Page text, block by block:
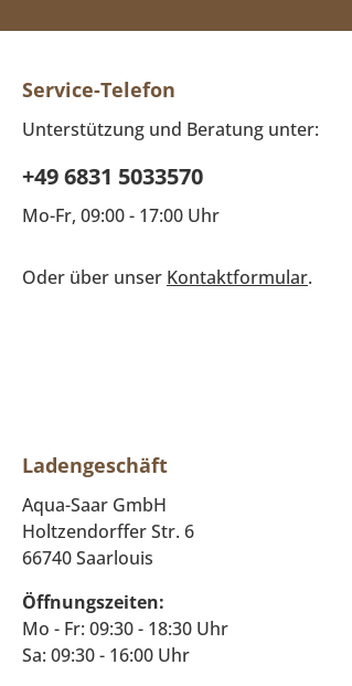
Service-Telefon
Unterstützung und Beratung unter:
+49 6831 5033570
Mo-Fr, 09:00 - 17:00 Uhr
Oder über unser Kontaktformular.
Ladengeschäft
Aqua-Saar GmbH
Holtzendorffer Str. 6
66740 Saarlouis
Öffnungszeiten:
Mo - Fr: 09:30 - 18:30 Uhr
Sa: 09:30 - 16:00 Uhr